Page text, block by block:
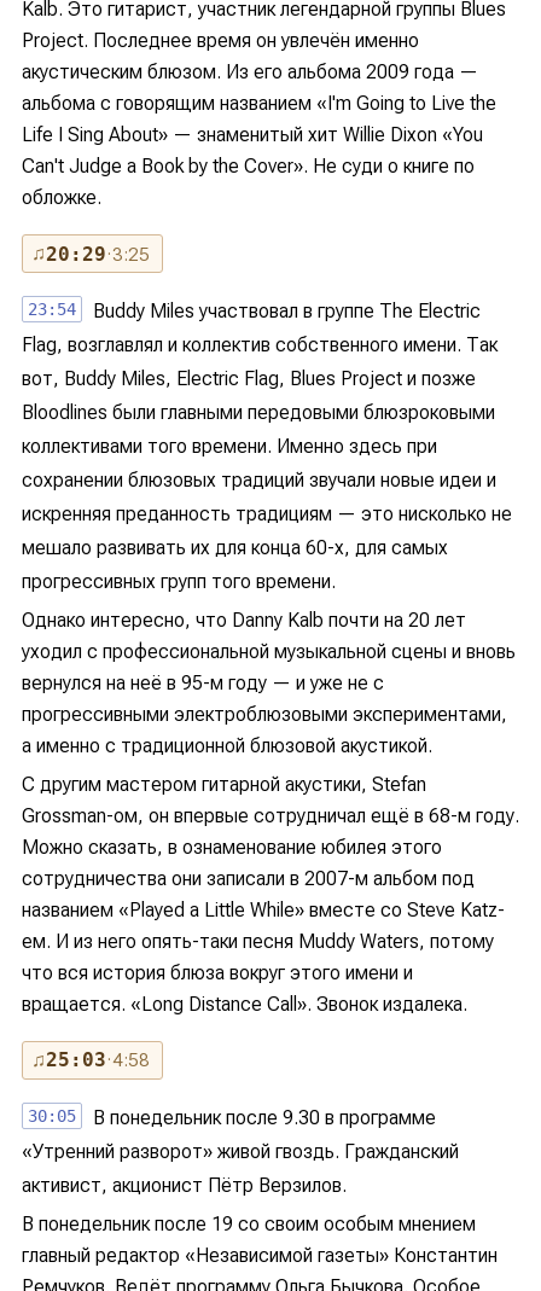
Kalb. Это гитарист, участник легендарной группы Blues
Project. Последнее время он увлечён именно
акустическим блюзом. Из его альбома 2009 года —
альбома с говорящим названием «I'm Going to Live the
Life I Sing About» — знаменитый хит Willie Dixon «You
Can't Judge a Book by the Cover». Не суди о книге по
обложке.
♫20:29· 3:25
23:54
Buddy Miles участвовал в группе The Electric
Flag, возглавлял и коллектив собственного имени. Так
вот, Buddy Miles, Electric Flag, Blues Project и позже
Bloodlines были главными передовыми блюзроковыми
коллективами того времени. Именно здесь при
сохранении блюзовых традиций звучали новые идеи и
искренняя преданность традициям — это нисколько не
мешало развивать их для конца 60-х, для самых
прогрессивных групп того времени.
Однако интересно, что Danny Kalb почти на 20 лет
уходил с профессиональной музыкальной сцены и вновь
вернулся на неё в 95-м году — и уже не с
прогрессивными электроблюзовыми экспериментами,
а именно с традиционной блюзовой акустикой.
С другим мастером гитарной акустики, Stefan
Grossman-ом, он впервые сотрудничал ещё в 68-м году.
Можно сказать, в ознаменование юбилея этого
сотрудничества они записали в 2007-м альбом под
названием «Played a Little While» вместе со Steve Katz-
ем. И из него опять-таки песня Muddy Waters, потому
что вся история блюза вокруг этого имени и
вращается. «Long Distance Call». Звонок издалека.
♫25:03· 4:58
30:05
В понедельник после 9.30 в программе
«Утренний разворот» живой гвоздь. Гражданский
активист, акционист Пётр Верзилов.
В понедельник после 19 со своим особым мнением
главный редактор «Независимой газеты» Константин